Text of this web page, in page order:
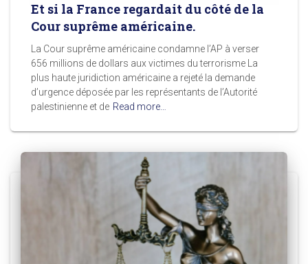
Et si la France regardait du côté de la
Cour suprême américaine.
La Cour suprême américaine condamne l’AP à verser
656 millions de dollars aux victimes du terrorisme La
plus haute juridiction américaine a rejeté la demande
d’urgence déposée par les représentants de l’Autorité
palestinienne et de Read more…